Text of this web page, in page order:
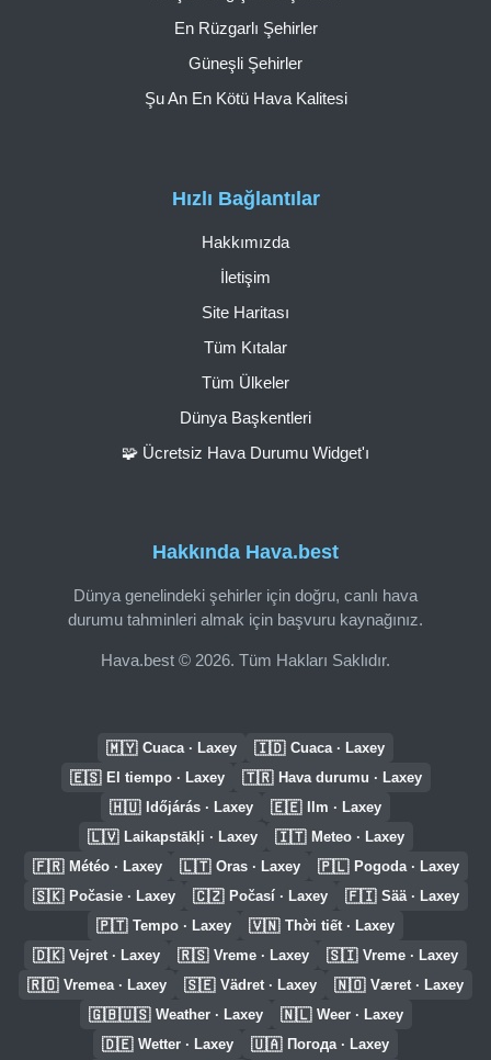
Hakkında Hava.best
Dünya genelindeki şehirler için doğru, canlı hava
durumu tahminleri almak için başvuru kaynağınız.
Hava.best © 2026. Tüm Hakları Saklıdır.
Hızlı Bağlantılar
Hakkımızda
İletişim
Site Haritası
Tüm Kıtalar
Tüm Ülkeler
Dünya Başkentleri
🧩 Ücretsiz Hava Durumu Widget'ı
En Rüzgarlı Şehirler
Güneşli Şehirler
Şu An En Kötü Hava Kalitesi
🇲🇾 Cuaca · Laxey 🇮🇩 Cuaca · Laxey
🇪🇸 El tiempo · Laxey 🇹🇷 Hava durumu · Laxey
🇭🇺 Időjárás · Laxey 🇪🇪 Ilm · Laxey
🇱🇻 Laikapstākļi · Laxey 🇮🇹 Meteo · Laxey
🇫🇷 Météo · Laxey 🇱🇹 Oras · Laxey 🇵🇱 Pogoda · Laxey
🇸🇰 Počasie · Laxey 🇨🇿 Počasí · Laxey 🇫🇮 Sää · Laxey
🇵🇹 Tempo · Laxey 🇻🇳 Thời tiết · Laxey
🇩🇰 Vejret · Laxey 🇷🇸 Vreme · Laxey 🇸🇮 Vreme · Laxey
🇷🇴 Vremea · Laxey 🇸🇪 Vädret · Laxey 🇳🇴 Været · Laxey
🇬🇧🇺🇸 Weather · Laxey 🇳🇱 Weer · Laxey
🇩🇪 Wetter · Laxey 🇺🇦 Погода · Laxey